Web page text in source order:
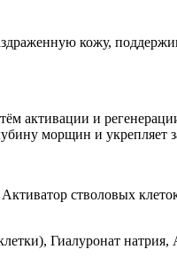
кожу,
и
морщин и укрепляет
стволовых
Гиалуронат